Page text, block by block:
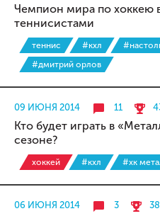
Чемпион мира по хоккею
теннисистами
теннис #кхл
#дмитрий орлов
09 ИЮНЯ 2014 11
Кто будет играть в
сезоне?
хоккей #кхл #хк
06 ИЮНЯ 2014 3